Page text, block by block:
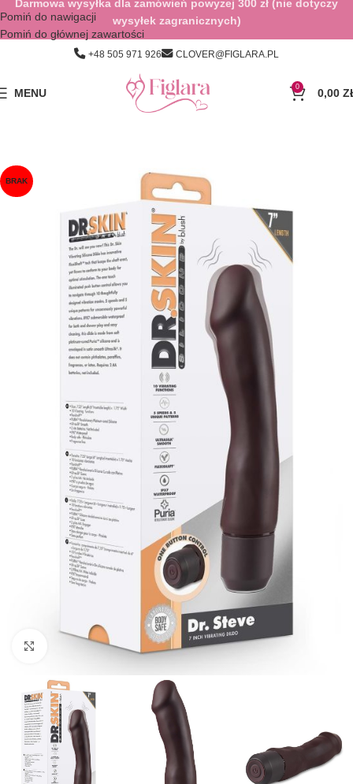
Pomiń do nawigacji
Pomiń do głównej zawartości
+48 505 971 926 CLOVER@FIGLARA.PL
MENU 0 0,00
BRAK
Kliknij, aby powiększyć
Darmowa wysyłka dla zamówień powyżej 300 zł (nie dotyczy
wysyłek zagranicznych)